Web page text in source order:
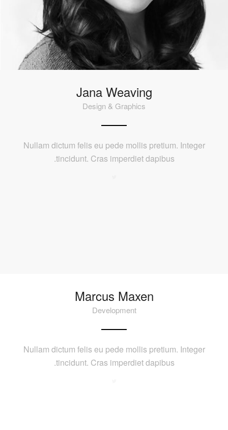
Jana Weaving
Design & Graphics
Nullam dictum felis eu pede mollis pretium. Integer
tincidunt. Cras imperdiet dapibus.
Marcus Maxen
Development
Nullam dictum felis eu pede mollis pretium. Integer
tincidunt. Cras imperdiet dapibus.